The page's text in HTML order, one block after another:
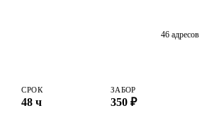
46 адресов
СРОК
48 ч
ЗАБОР
350 ₽